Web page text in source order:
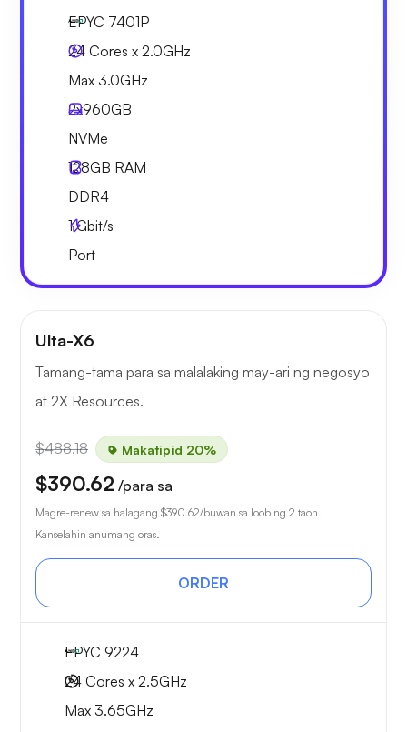
EPYC 7401P
24 Cores x 2.0GHz
Max 3.0GHz
2x960GB
NVMe
128GB RAM
DDR4
1Gbit/s
Port
Ulta-X6
Tamang-tama para sa malalaking may-ari ng negosyo
at 2X Resources.
$488.18 Makatipid 20%
$390.62 /para sa
Magre-renew sa halagang $390.62/buwan sa loob ng 2 taon.
Kanselahin anumang oras.
ORDER
EPYC 9224
24 Cores x 2.5GHz
Max 3.65GHz